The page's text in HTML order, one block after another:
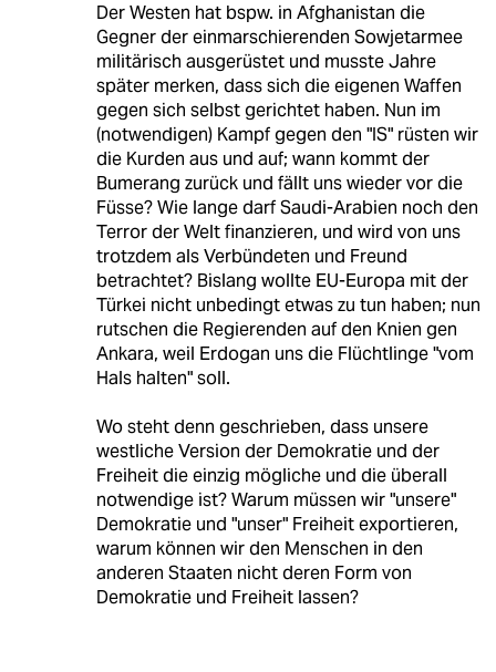
Der Westen hat bspw. in Afghanistan die
Gegner der einmarschierenden Sowjetarmee
militärisch ausgerüstet und musste Jahre
später merken, dass sich die eigenen Waffen
gegen sich selbst gerichtet haben. Nun im
(notwendigen) Kampf gegen den "IS" rüsten wir
die Kurden aus und auf; wann kommt der
Bumerang zurück und fällt uns wieder vor die
Füsse? Wie lange darf Saudi-Arabien noch den
Terror der Welt finanzieren, und wird von uns
trotzdem als Verbündeten und Freund
betrachtet? Bislang wollte EU-Europa mit der
Türkei nicht unbedingt etwas zu tun haben; nun
rutschen die Regierenden auf den Knien gen
Ankara, weil Erdogan uns die Flüchtlinge "vom
Hals halten" soll.
Wo steht denn geschrieben, dass unsere
westliche Version der Demokratie und der
Freiheit die einzig mögliche und die überall
notwendige ist? Warum müssen wir "unsere"
Demokratie und "unser" Freiheit exportieren,
warum können wir den Menschen in den
anderen Staaten nicht deren Form von
Demokratie und Freiheit lassen?